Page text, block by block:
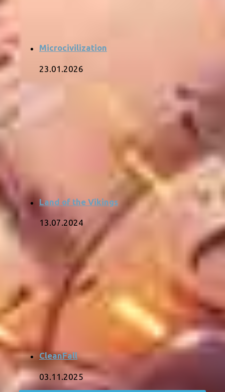
Microcivilization
23.01.2026
Land of the Vikings
13.07.2024
CleanFall
03.11.2025